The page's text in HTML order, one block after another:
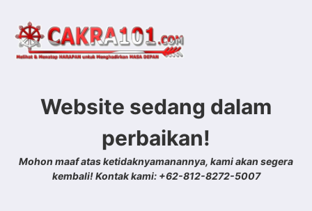
Website sedang dalam
perbaikan!
Mohon maaf atas ketidaknyamanannya, kami akan segera
kembali! Kontak kami: +62-812-8272-5007